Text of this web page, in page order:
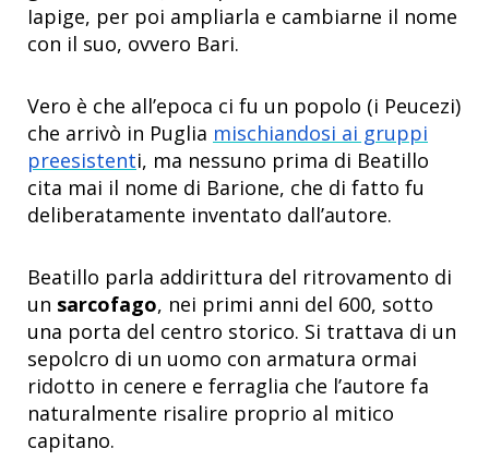
Iapige, per poi ampliarla e cambiarne il nome
con il suo, ovvero Bari.
Vero è che all’epoca ci fu un popolo (i Peucezi)
che arrivò in Puglia mischiandosi ai gruppi
preesistenti, ma nessuno prima di Beatillo
cita mai il nome di Barione, che di fatto fu
deliberatamente inventato dall’autore.
Beatillo parla addirittura del ritrovamento di
un sarcofago, nei primi anni del 600, sotto
una porta del centro storico. Si trattava di un
sepolcro di un uomo con armatura ormai
ridotto in cenere e ferraglia che l’autore fa
naturalmente risalire proprio al mitico
capitano.